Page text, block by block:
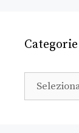
Categorie